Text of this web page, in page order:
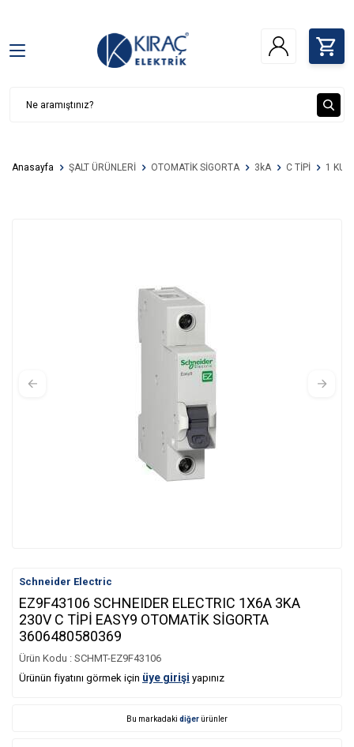
Anasayfa ŞALT ÜRÜNLERİ OTOMATİK SİGORTA 3kA C TİPİ 1
Schneider Electric
EZ9F43106 SCHNEIDER ELECTRIC 1X6A 3KA
230V C TİPİ EASY9 OTOMATİK SİGORTA
3606480580369
Ürün Kodu : SCHMT-EZ9F43106
Ürünün fiyatını görmek için üye girişi yapınız
Bu markadaki diğer ürünler